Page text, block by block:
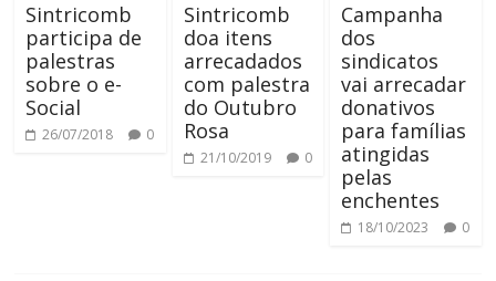
Sintricomb
participa de
palestras
sobre o e-
Social
26/07/2018 0
Sintricomb
doa itens
arrecadados
com palestra
do Outubro
Rosa
21/10/2019 0
Campanha
dos
sindicatos
vai arrecadar
donativos
para famílias
atingidas
pelas
enchentes
18/10/2023 0